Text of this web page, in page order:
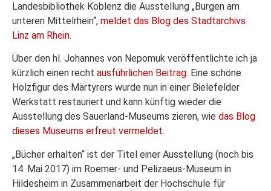
Landesbibliothek Koblenz die Ausstellung „Burgen am
unteren Mittelrhein“, meldet das Blog des Stadtarchivs
Linz am Rhein.
Über den hl. Johannes von Nepomuk veröffentlichte ich ja
kürzlich einen recht ausführlichen Beitrag. Eine schöne
Holzfigur des Märtyrers wurde nun in einer Bielefelder
Werkstatt restauriert und kann künftig wieder die
Ausstellung des Sauerland-Museums zieren, wie das Blog
dieses Museums erfreut vermeldet.
„Bücher erhalten“ ist der Titel einer Ausstellung (noch bis
14. Mai 2017) im Roemer- und Pelizaeus-Museum in
Hildesheim in Zusammenarbeit der Hochschule für